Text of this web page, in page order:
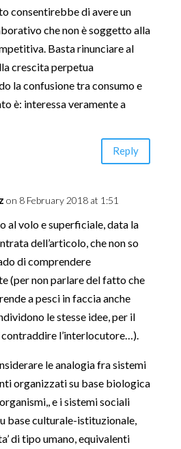
consentirebbe di avere un
che non è soggetto alla
Basta rinunciare al
crescita perpetua
la confusione tra consumo e
è: interessa veramente a
Reply
on 8 February 2018 at 1:51
al volo e superficiale, data la
dell’articolo, che non so
di comprendere
(per non parlare del fatto che
a pesci in faccia anche
le stesse idee, per il
l’interlocutore…).
le analogia fra sistemi
organizzati su base biologica
e i sistemi sociali
base culturale-istituzionale,
di tipo umano, equivalenti